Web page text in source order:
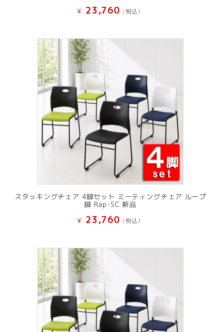
¥ 23,760 (税込）
スタッキングチェア 4脚セット ミーティングチェア ループ
脚 Rap-SC 新品
¥ 23,760 (税込）